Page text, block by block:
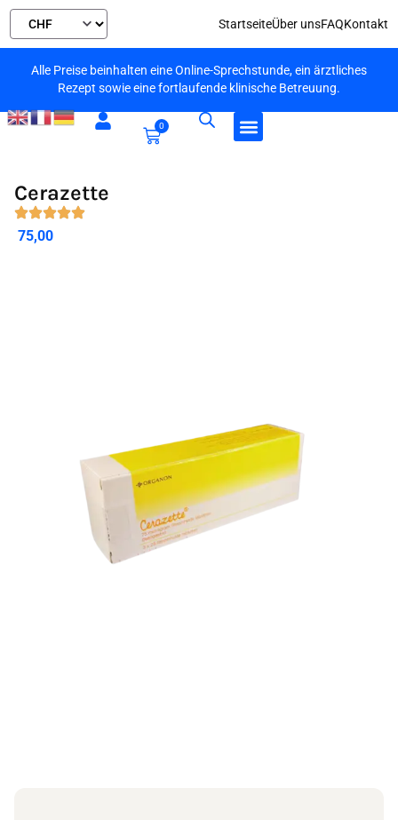
StartseiteÜber unsFAQKontakt
Alle Preise beinhalten eine Online-Sprechstunde, ein ärztliches
Rezept sowie eine fortlaufende klinische Betreuung.
0
Cerazette
75,00